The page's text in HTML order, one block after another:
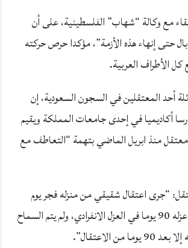
مع وكالة “شهاب” الفلسطينية، على أن
حتى إنهاء هذه الأزمة”، مؤكدا حرص حركته
الأطراف العربية.
أحد المعتقلين في السجون السعودية، إن
أكاديميا في إحدى جامعات المملكة ويقيم
سنوات معتقل منذ ابريل الماضي بتهمة “التعاطف مع
“جرى اعتقال شقيقي من منزله فجر يوم
الرابع من ابريل، وتم عزله 90 يوما في العزل الانفرادي، ولم يتم السماح
من الاعتقال”.